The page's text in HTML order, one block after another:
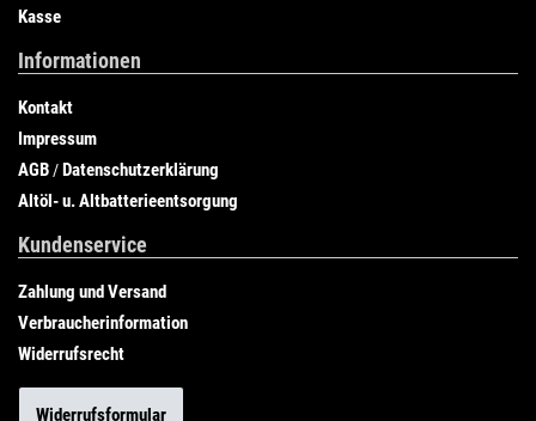
Kasse
Informationen
Kontakt
Impressum
AGB /Datenschutzerklärung
Altöl- u. Altbatterieentsorgung
Kundenservice
Zahlung und Versand
Verbraucherinformation
Widerrufsrecht
Widerrufsformular